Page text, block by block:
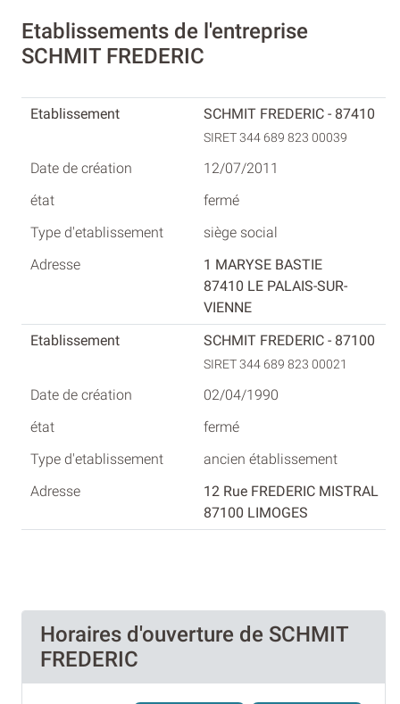
Etablissements de l'entreprise
SCHMIT FREDERIC
SCHMIT FREDERIC - 87410
SIRET 344 689 823 00039
12/07/2011
fermé
siège social
1 MARYSE BASTIE
87410 LE PALAIS-SUR-
VIENNE
SCHMIT FREDERIC - 87100
SIRET 344 689 823 00021
02/04/1990
fermé
ancien établissement
12 Rue FREDERIC MISTRAL
87100 LIMOGES
Horaires d'ouverture de SCHMIT
FREDERIC